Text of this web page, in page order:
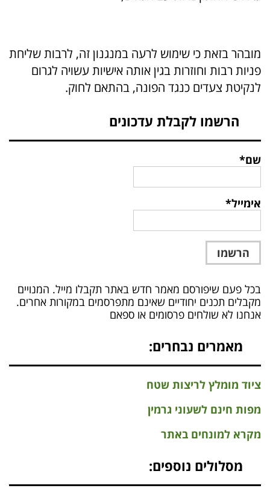
מובהר בזאת כי שימוש לרעה במנגנון זה, לרבות שליחת
פניות רבות וחוזרות בגין אותה אישיות עשויה לגרום
לנקיטת צעדים כנגד הפונה, בהתאם לחוק.
הרשמו לקבלת עדכונים
שם*
אימייל*
בכל פעם שיפורסם מאמר חדש באתר תקבלו מייל. המנויים
מקבלים תכנים יחודיים שאינם מתפרסמים במקורות אחרים.
אנחנו לא שולחים פרסומים או ספאם
מאמרים נבחרים:
ציוד מומלץ לריצות שטח
מפות חינם לשעוני גרמין
מקרא למונחים באתר
מסלולים נוספים: